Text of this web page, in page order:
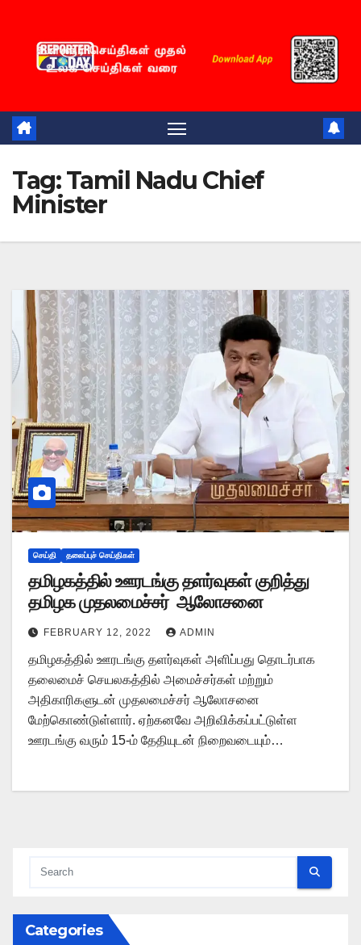
content
Tag:Tamil Nadu Chief
Minister
செய்தி தலைப்புச் செய்திகள்
தமிழகத்தில் ஊரடங்கு தளர்வுகள் குறித்து
தமிழக முதலமைச்சர் ஆலோசனை
FEBRUARY 12, 2022 ADMIN
தமிழகத்தில் ஊரடங்கு தளர்வுகள் அளிப்பது தொடர்பாக
தலைமைச் செயலகத்தில் அமைச்சர்கள் மற்றும்
அதிகாரிகளுடன் முதலமைச்சர் ஆலோசனை
மேற்கொண்டுள்ளார். ஏற்கனவே அறிவிக்கப்பட்டுள்ள
ஊரடங்கு வரும் 15-ம் தேதியுடன் நிறைவடையும்…
Categories